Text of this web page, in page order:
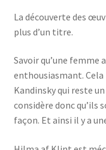
La découverte des
plus d’un titre.
Savoir qu’une
enthousiasmant.
Kandinsky qui reste
considère donc qu’ils
façon. Et ainsi il y a